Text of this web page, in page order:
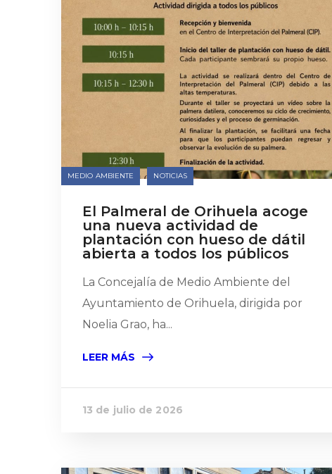
MEDIO AMBIENTE NOTICIAS
El Palmeral de Orihuela acoge
una nueva actividad de
plantación con hueso de dátil
abierta a todos los públicos
La Concejalía de Medio Ambiente del
Ayuntamiento de Orihuela, dirigida por
Noelia Grao, ha...
LEER MÁS
13 de julio de 2026